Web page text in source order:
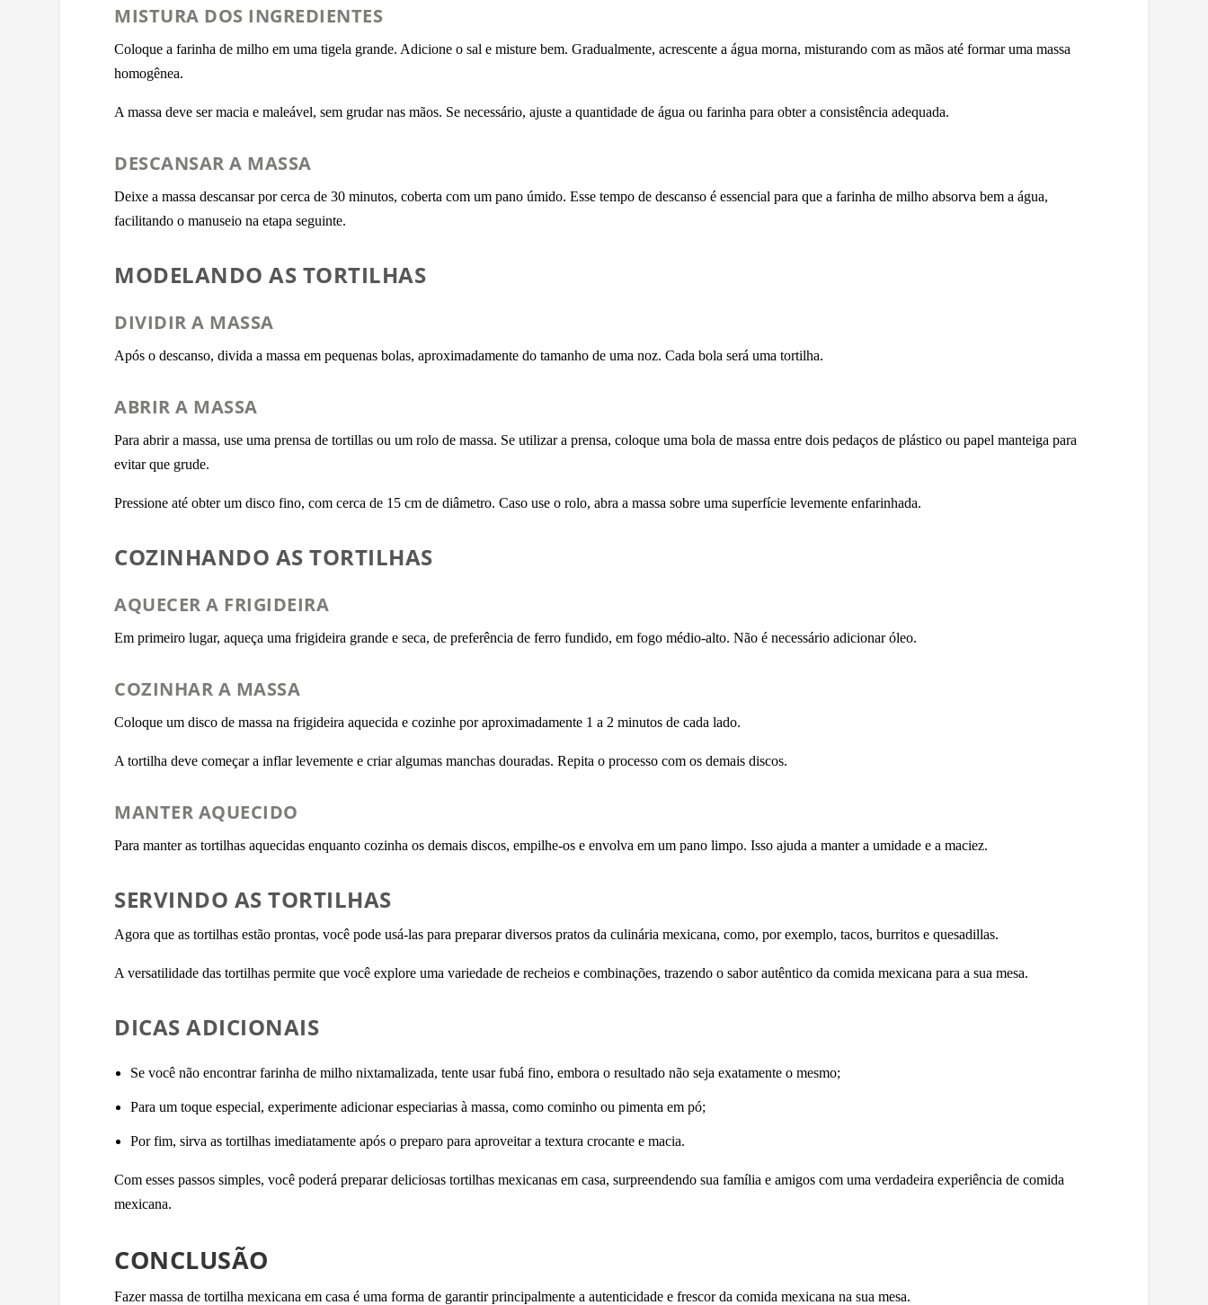
MISTURA DOS INGREDIENTES
Coloque a farinha de milho em uma tigela grande. Adicione o sal e misture bem. Gradualmente, acrescente a água morna, misturando com as mãos até formar uma massa
homogênea.
A massa deve ser macia e maleável, sem grudar nas mãos. Se necessário, ajuste a quantidade de água ou farinha para obter a consistência adequada.
DESCANSAR A MASSA
Deixe a massa descansar por cerca de 30 minutos, coberta com um pano úmido. Esse tempo de descanso é essencial para que a farinha de milho absorva bem a água,
facilitando o manuseio na etapa seguinte.
MODELANDO AS TORTILHAS
DIVIDIR A MASSA
Após o descanso, divida a massa em pequenas bolas, aproximadamente do tamanho de uma noz. Cada bola será uma tortilha.
ABRIR A MASSA
Para abrir a massa, use uma prensa de tortillas ou um rolo de massa. Se utilizar a prensa, coloque uma bola de massa entre dois pedaços de plástico ou papel manteiga para
evitar que grude.
Pressione até obter um disco fino, com cerca de 15 cm de diâmetro. Caso use o rolo, abra a massa sobre uma superfície levemente enfarinhada.
COZINHANDO AS TORTILHAS
AQUECER A FRIGIDEIRA
Em primeiro lugar, aqueça uma frigideira grande e seca, de preferência de ferro fundido, em fogo médio-alto. Não é necessário adicionar óleo.
COZINHAR A MASSA
Coloque um disco de massa na frigideira aquecida e cozinhe por aproximadamente 1 a 2 minutos de cada lado.
A tortilha deve começar a inflar levemente e criar algumas manchas douradas. Repita o processo com os demais discos.
MANTER AQUECIDO
Para manter as tortilhas aquecidas enquanto cozinha os demais discos, empilhe-os e envolva em um pano limpo. Isso ajuda a manter a umidade e a maciez.
SERVINDO AS TORTILHAS
Agora que as tortilhas estão prontas, você pode usá-las para preparar diversos pratos da culinária mexicana, como, por exemplo, tacos, burritos e quesadillas.
A versatilidade das tortilhas permite que você explore uma variedade de recheios e combinações, trazendo o sabor autêntico da comida mexicana para a sua mesa.
DICAS ADICIONAIS
Se você não encontrar farinha de milho nixtamalizada, tente usar fubá fino, embora o resultado não seja exatamente o mesmo;
Para um toque especial, experimente adicionar especiarias à massa, como cominho ou pimenta em pó;
Por fim, sirva as tortilhas imediatamente após o preparo para aproveitar a textura crocante e macia.
Com esses passos simples, você poderá preparar deliciosas tortilhas mexicanas em casa, surpreendendo sua família e amigos com uma verdadeira experiência de comida
mexicana.
CONCLUSÃO
Fazer massa de tortilha mexicana em casa é uma forma de garantir principalmente a autenticidade e frescor da comida mexicana na sua mesa.